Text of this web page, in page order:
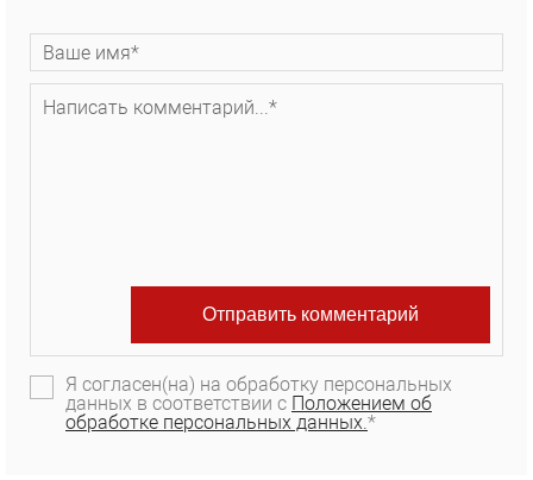
Я согласен(на) на обработку персональных
данных в соответствии с Положением об
обработке персональных данных.*